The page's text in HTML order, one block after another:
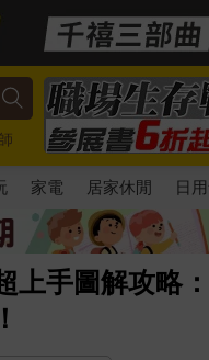
家電 居家休閒 日
上手圖解攻略